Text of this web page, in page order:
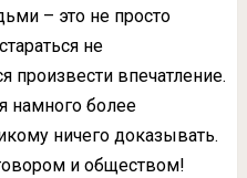
– это не просто
не
произвести впечатление.
намного более
ничего доказывать.
и обществом!